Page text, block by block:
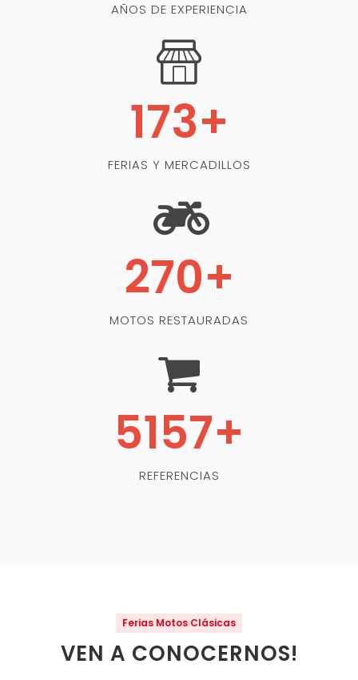
AÑOS DE EXPERIENCIA
173+
FERIAS Y MERCADILLOS
270+
MOTOS RESTAURADAS
6000+
REFERENCIAS
Ferias Motos Clásicas
VEN A CONOCERNOS!